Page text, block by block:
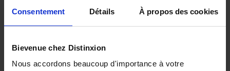
Consentement Détails À propos des cookies
Bievenue chez Distinxion
Nous accordons beaucoup d'importance à votre